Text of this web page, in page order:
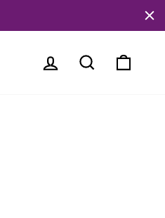
Prisijungti Paieška